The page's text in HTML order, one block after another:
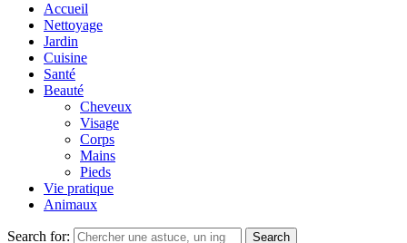
Accueil
Nettoyage
Jardin
Cuisine
Santé
Beauté
Cheveux
Visage
Corps
Mains
Pieds
Vie pratique
Animaux
Search for: Search